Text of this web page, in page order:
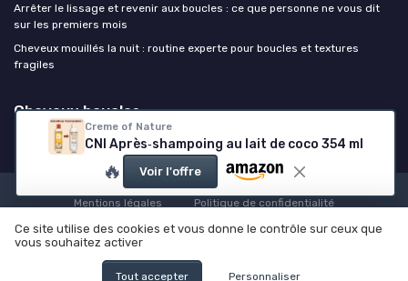
Creme of Nature
CNI Après‑shampoing au lait de coco 354 ml
🔥 Voir l'offre
Arrêter le lissage et revenir aux boucles : ce que personne ne vous dit
sur les premiers mois
Cheveux mouillés la nuit : routine experte pour boucles et textures
fragiles
Cheveux boucles
Mentions légales
Politique de confidentialité
© Cheveux boucles 2026
Ce site utilise des cookies et vous donne le contrôle sur ceux que
vous souhaitez activer
Tout accepter Personnaliser